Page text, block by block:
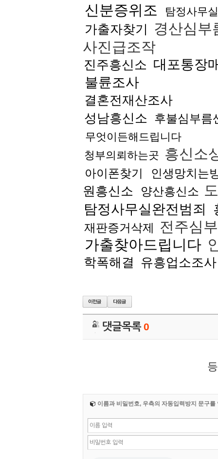
신분증위조 탐정사무
가출자찾기 경산심
사진급조작
진주흥신소 대포통장
불륜조사
결혼전재산조사
성남흥신소
후불심부름
무엇이든해드립니다
청부의뢰하는곳 흥신소
아이폰찾기 인생망치는
원흥신소 양산흥신소
탐정사무실완전범죄
재판증거삭제
전주심
가출찾아드립니다
학폭해결 유흥업소조사
댓글목록0
이름과 비밀번호, 우측의 자동입력방지 문구를